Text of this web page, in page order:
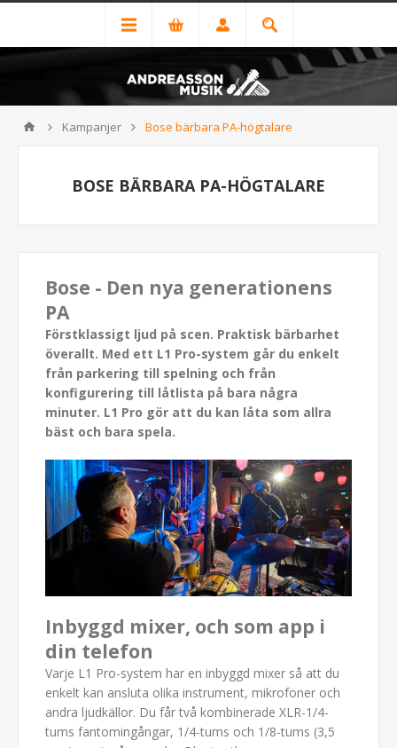
Kampanjer Bose bärbara PA-högtalare
BOSE BÄRBARA PA-HÖGTALARE
Bose - Den nya generationens
PA
Förstklassigt ljud på scen. Praktisk bärbarhet
överallt. Med ett L1 Pro-system går du enkelt
från parkering till spelning och från
konfigurering till låtlista på bara några
minuter. L1 Pro gör att du kan låta som allra
bäst och bara spela.
Inbyggd mixer, och som app i
din telefon
Varje L1 Pro-system har en inbyggd mixer så att du
enkelt kan ansluta olika instrument, mikrofoner och
andra ljudkällor. Du får två kombinerade XLR-1/4-
tums fantomingångar, 1/4-tums och 1/8-tums (3,5